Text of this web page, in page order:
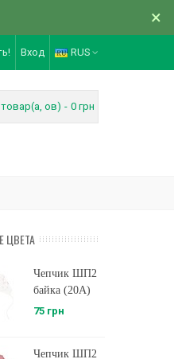
×
Вход RUS
товар(а, ов) - 0 грн
ЦВЕТА
Чепчик ШП2
байка (20A)
75 грн
Чепчик ШП2